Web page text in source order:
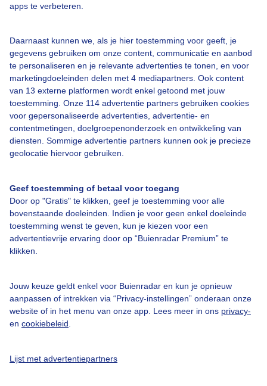
apps te verbeteren.
Daarnaast kunnen we, als je hier toestemming voor geeft, je
gegevens gebruiken om onze content, communicatie en aanbod
te personaliseren en je relevante advertenties te tonen, en voor
marketingdoeleinden delen met 4 mediapartners. Ook content
van 13 externe platformen wordt enkel getoond met jouw
toestemming. Onze 114 advertentie partners gebruiken cookies
voor gepersonaliseerde advertenties, advertentie- en
contentmetingen, doelgroepenonderzoek en ontwikkeling van
diensten. Sommige advertentie partners kunnen ook je precieze
geolocatie hiervoor gebruiken.
Geef toestemming of betaal voor toegang
Door op "Gratis" te klikken, geef je toestemming voor alle
bovenstaande doeleinden. Indien je voor geen enkel doeleinde
toestemming wenst te geven, kun je kiezen voor een
advertentievrije ervaring door op “Buienradar Premium” te
klikken.
Jouw keuze geldt enkel voor Buienradar en kun je opnieuw
aanpassen of intrekken via “Privacy-instellingen” onderaan onze
website of in het menu van onze app. Lees meer in ons privacy-
en cookiebeleid
Lijst met advertentiepartners
Over Buienradar
Bedrijfsgegevens
Contact
Toegankelijkheid
Gebruikersvoorwaarden
Adverteren
Privacy beleid
Cookie beleid